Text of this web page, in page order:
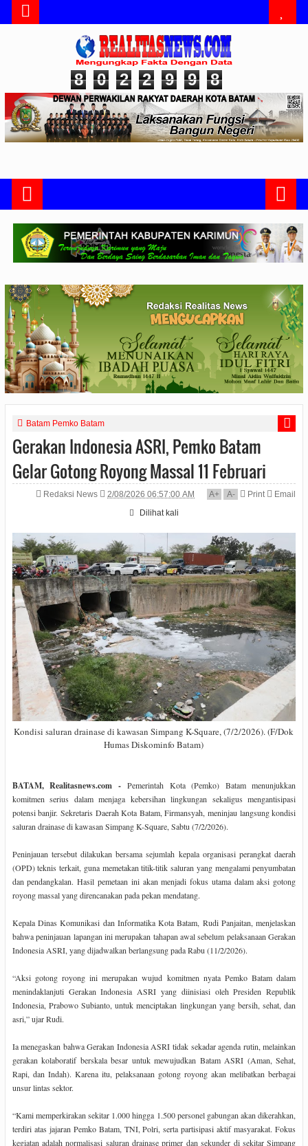
8 0 2 2 9 9 8
Batam Pemko Batam
Gerakan Indonesia ASRI, Pemko Batam
Gelar Gotong Royong Massal 11 Februari
Redaksi News 2/08/2026 06:57:00 AM A+ A- Print
Email
Dilihat kali
Kondisi saluran drainase di kawasan Simpang K-Square, (7/2/2026). (F/Dok
Humas Diskominfo Batam)
BATAM, Realitasnews.com -Pemerintah Kota (Pemko) Batam menunjukkan
komitmen serius dalam menjaga kebersihan lingkungan sekaligus mengantisipasi
potensi banjir. Sekretaris Daerah Kota Batam, Firmansyah, meninjau langsung kondisi
saluran drainase di kawasan Simpang K-Square, Sabtu (7/2/2026).
Peninjauan tersebut dilakukan bersama sejumlah kepala organisasi perangkat daerah
(OPD) teknis terkait, guna memetakan titik-titik saluran yang mengalami penyumbatan
dan pendangkalan. Hasil pemetaan ini akan menjadi fokus utama dalam aksi gotong
royong massal yang direncanakan pada pekan mendatang.
Kepala Dinas Komunikasi dan Informatika Kota Batam, Rudi Panjaitan, menjelaskan
bahwa peninjauan lapangan ini merupakan tahapan awal sebelum pelaksanaan Gerakan
Indonesia ASRI, yang dijadwalkan berlangsung pada Rabu (11/2/2026).
“Aksi gotong royong ini merupakan wujud komitmen nyata Pemko Batam dalam
menindaklanjuti Gerakan Indonesia ASRI yang diinisiasi oleh Presiden Republik
Indonesia, Prabowo Subianto, untuk menciptakan lingkungan yang bersih, sehat, dan
asri,” ujar Rudi.
Ia menegaskan bahwa Gerakan Indonesia ASRI tidak sekadar agenda rutin, melainkan
gerakan kolaboratif berskala besar untuk mewujudkan Batam ASRI (Aman, Sehat,
Rapi, dan Indah). Karena itu, pelaksanaan gotong royong akan melibatkan berbagai
unsur lintas sektor.
“Kami memperkirakan sekitar 1.000 hingga 1.500 personel gabungan akan dikerahkan,
terdiri atas jajaran Pemko Batam, TNI, Polri, serta partisipasi aktif masyarakat. Fokus
kegiatan adalah normalisasi saluran drainase primer dan sekunder di sekitar Simpang